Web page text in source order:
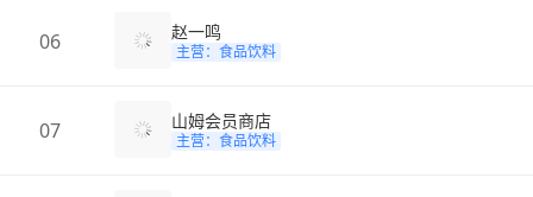
06 赵一鸣
主营：食品饮料
07 山姆会员商店
主营：食品饮料